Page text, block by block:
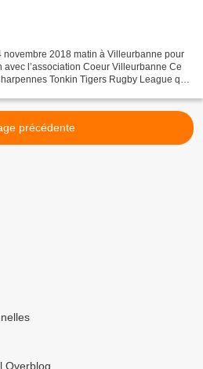
novembre 2018 matin à Villeurbanne pour
avec l’association Coeur Villeurbanne Ce
Tonkin Tigers Rugby League qui
précédente
Overblog